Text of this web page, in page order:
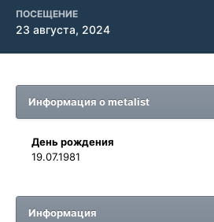
ПОСЕЩЕНИЕ
23 августа, 2024
Информация о metalist
День рождения
19.07.1981
Информация